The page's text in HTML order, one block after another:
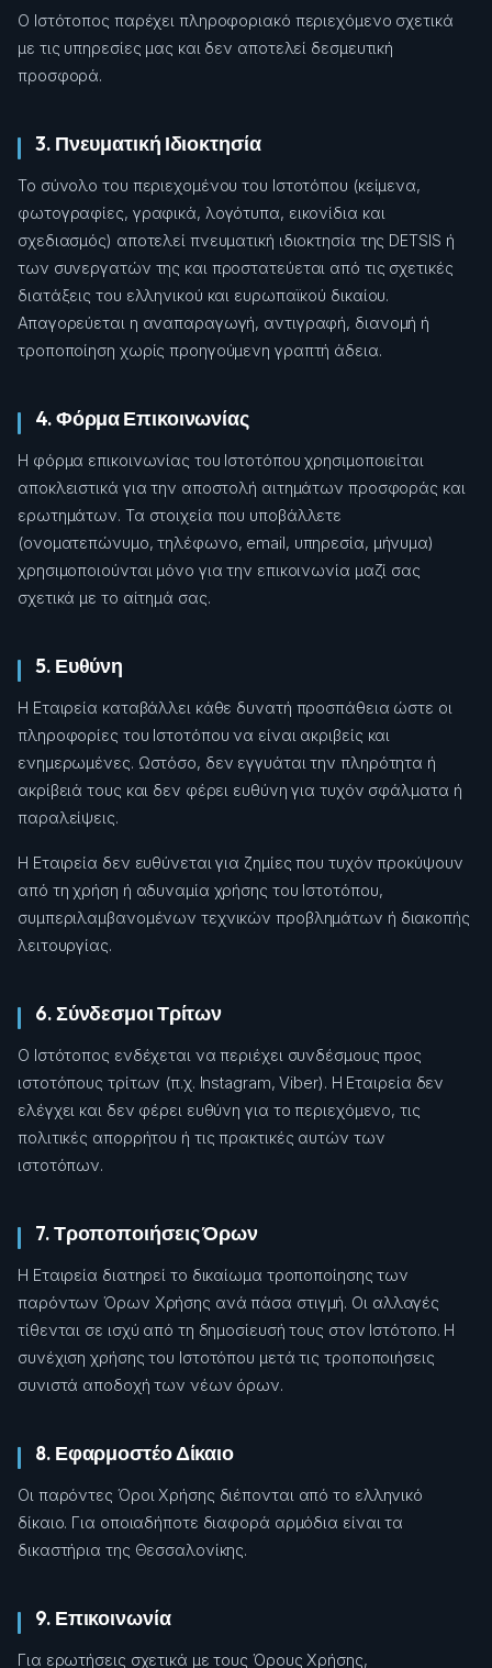
Ο Ιστότοπος παρέχει πληροφοριακό περιεχόμενο σχετικά
με τις υπηρεσίες μας και δεν αποτελεί δεσμευτική
προσφορά.
3. Πνευματική Ιδιοκτησία
Το σύνολο του περιεχομένου του Ιστοτόπου (κείμενα,
φωτογραφίες, γραφικά, λογότυπα, εικονίδια και
σχεδιασμός) αποτελεί πνευματική ιδιοκτησία της DETSIS ή
των συνεργατών της και προστατεύεται από τις σχετικές
διατάξεις του ελληνικού και ευρωπαϊκού δικαίου.
Απαγορεύεται η αναπαραγωγή, αντιγραφή, διανομή ή
τροποποίηση χωρίς προηγούμενη γραπτή άδεια.
4. Φόρμα Επικοινωνίας
Η φόρμα επικοινωνίας του Ιστοτόπου χρησιμοποιείται
αποκλειστικά για την αποστολή αιτημάτων προσφοράς και
ερωτημάτων. Τα στοιχεία που υποβάλλετε
(ονοματεπώνυμο, τηλέφωνο, email, υπηρεσία, μήνυμα)
χρησιμοποιούνται μόνο για την επικοινωνία μαζί σας
σχετικά με το αίτημά σας.
5. Ευθύνη
Η Εταιρεία καταβάλλει κάθε δυνατή προσπάθεια ώστε οι
πληροφορίες του Ιστοτόπου να είναι ακριβείς και
ενημερωμένες. Ωστόσο, δεν εγγυάται την πληρότητα ή
ακρίβειά τους και δεν φέρει ευθύνη για τυχόν σφάλματα ή
παραλείψεις.
Η Εταιρεία δεν ευθύνεται για ζημίες που τυχόν προκύψουν
από τη χρήση ή αδυναμία χρήσης του Ιστοτόπου,
συμπεριλαμβανομένων τεχνικών προβλημάτων ή διακοπής
λειτουργίας.
6. Σύνδεσμοι Τρίτων
Ο Ιστότοπος ενδέχεται να περιέχει συνδέσμους προς
ιστοτόπους τρίτων (π.χ. Instagram, Viber). Η Εταιρεία δεν
ελέγχει και δεν φέρει ευθύνη για το περιεχόμενο, τις
πολιτικές απορρήτου ή τις πρακτικές αυτών των
ιστοτόπων.
7. Τροποποιήσεις Όρων
Η Εταιρεία διατηρεί το δικαίωμα τροποποίησης των
παρόντων Όρων Χρήσης ανά πάσα στιγμή. Οι αλλαγές
τίθενται σε ισχύ από τη δημοσίευσή τους στον Ιστότοπο. Η
συνέχιση χρήσης του Ιστοτόπου μετά τις τροποποιήσεις
συνιστά αποδοχή των νέων όρων.
8. Εφαρμοστέο Δίκαιο
Οι παρόντες Όροι Χρήσης διέπονται από το ελληνικό
δίκαιο. Για οποιαδήποτε διαφορά αρμόδια είναι τα
δικαστήρια της Θεσσαλονίκης.
9. Επικοινωνία
Για ερωτήσεις σχετικά με τους Όρους Χρήσης,